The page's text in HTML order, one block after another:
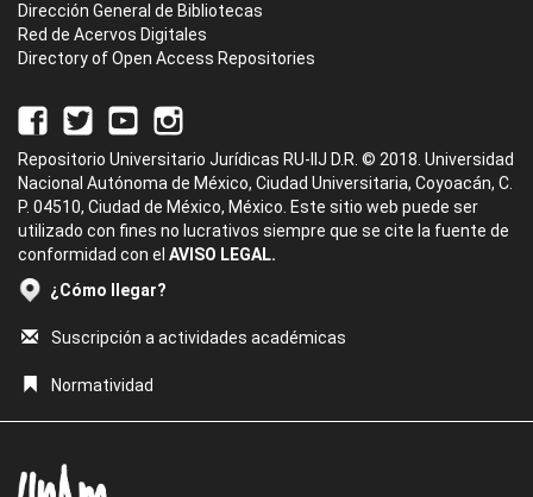
Dirección General de Bibliotecas
Red de Acervos Digitales
Directory of Open Access Repositories
Repositorio Universitario Jurídicas RU-IIJ D.R. © 2018. Universidad
Nacional Autónoma de México, Ciudad Universitaria, Coyoacán, C.
P. 04510, Ciudad de México, México. Este sitio web puede ser
utilizado con fines no lucrativos siempre que se cite la fuente de
conformidad con el AVISO LEGAL.
¿Cómo llegar?
Suscripción a actividades académicas
Normatividad